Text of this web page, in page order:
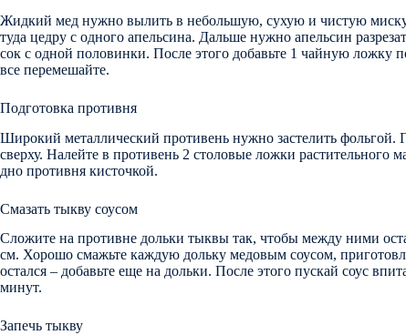
Жидкий мед нужно вылить в небольшую, сухую и чистую
туда цедру с одного апельсина. Дальше нужно апельсин
сок с одной половинки. После этого добавьте 1 чайную ложку
все перемешайте.
Подготовка противня
Широкий металлический противень нужно застелить фольгой.
сверху. Налейте в противень 2 столовые ложки растительного
дно противня кисточкой.
Смазать тыкву соусом
Сложите на противне дольки тыквы так, чтобы между ними
см. Хорошо смажьте каждую дольку медовым соусом,
остался – добавьте еще на дольки. После этого пускай соус
минут.
Запечь тыкву